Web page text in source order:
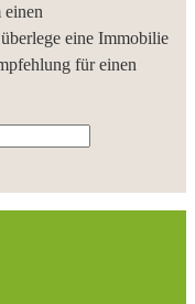
einen
eine Immobilie
für einen